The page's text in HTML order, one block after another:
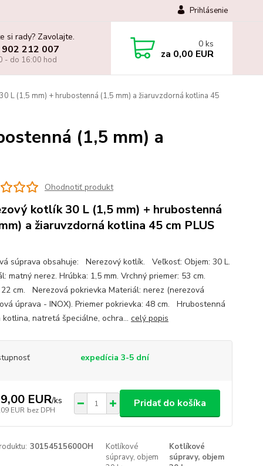
Prihlásenie
si rady? Zavolajte.
212 007
- do 16:00 hod
0 ks
za 0,00 EUR
L (1,5 mm) + hrubostenná (1,5 mm) a žiaruvzdorná kotlina 45
(1,5 mm) a
Ohodnotiť produkt
kotlík 30 L (1,5 mm) + hrubostenná
a žiaruvzdorná kotlina 45 cm PLUS
súprava obsahuje: Nerezový kotlík. Veľkosť: Objem: 30 L.
matný nerez. Hrúbka: 1,5 mm. Vrchný priemer: 53 cm.
cm. Nerezová pokrievka Materiál: nerez (nerezová
úprava - INOX). Priemer pokrievka: 48 cm. Hrubostenná
kotlina, natretá špeciálne, ochra... celý popis
expedícia 3-5 dní
EUR/ks
EUR bez DPH
Pridať do košíka
30154515600OH
Kotlíkové
súpravy, objem
Kotlíkové
súpravy, objem